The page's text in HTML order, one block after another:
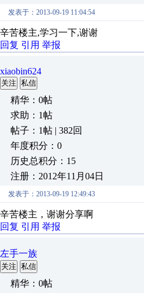
发表于：2013-09-19 11:04:54
辛苦楼主,学习一下,谢谢
回复 引用 举报
xiaobin624
关注 私信
精华：0帖
求助：1帖
帖子：1帖 | 382回
年度积分：0
历史总积分：15
注册：2012年11月04日
发表于：2013-09-19 12:49:43
辛苦楼主，谢谢分享啊
回复 引用 举报
左手一族
关注 私信
精华：0帖